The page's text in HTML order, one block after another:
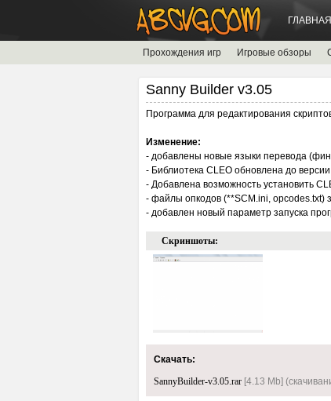
ГЛАВНАЯ
Прохождения игр Игровые обзоры
Sanny Builder v3.05
Программа для редактирования
Изменение:
- добавлены новые языки перевода
- Библиотека CLEO обновлена до
- Добавлена возможность установить
- файлы опкодов (**SCM.ini,
- добавлен новый параметр запуска
Скриншоты:
Скачать:
SannyBuilder-v3.05.rar [4.13 Mb]